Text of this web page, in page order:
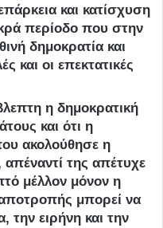
και κατίσχυση
περίοδο που στην
δημοκρατία και
και οι επεκτατικές
η δημοκρατική
και ότι η
ακολούθησε η
της απέτυχε
μέλλον μόνον η
μπορεί να
την ειρήνη και την